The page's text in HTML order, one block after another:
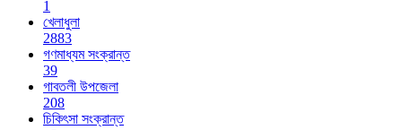
1
খেলাধুলা
2883
গণমাধ্যম সংক্রান্ত
39
গাবতলী উপজেলা
208
চিকিৎসা সংক্রান্ত